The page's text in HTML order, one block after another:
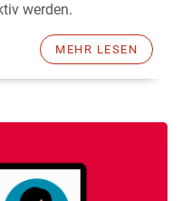
werden.
MEHR LESEN